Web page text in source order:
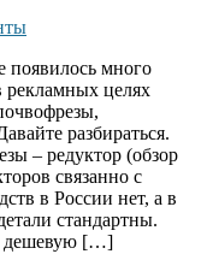
появилось много
рекламных целях
разбираться.
– редуктор (обзор
связанно с
в России нет, а в
стандартны.
дешевую […]